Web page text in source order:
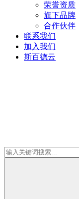
荣誉资质
旗下品牌
合作伙伴
联系我们
加入我们
斯百德云